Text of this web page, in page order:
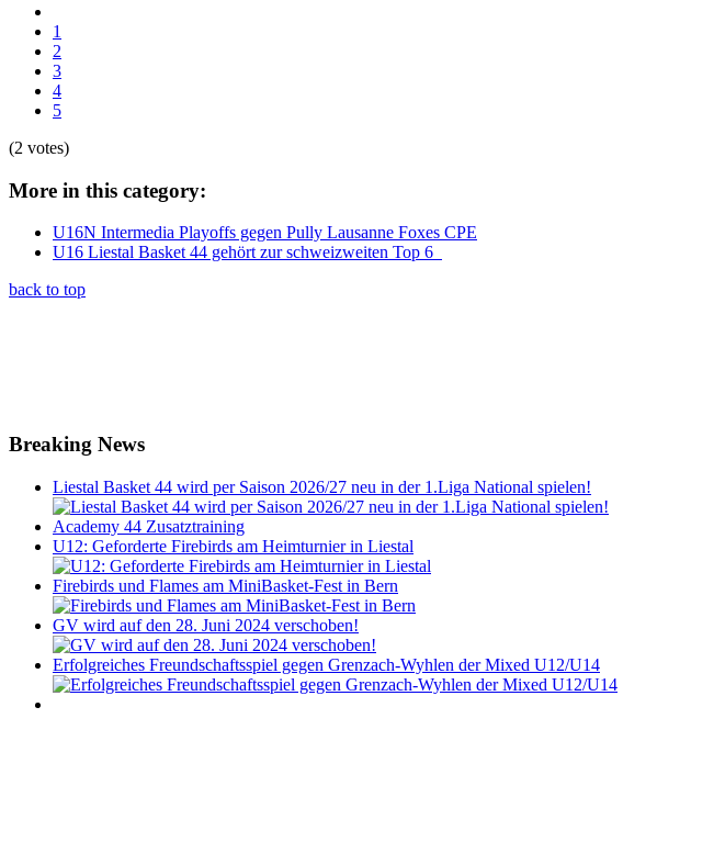
1
2
3
4
5
(2 votes)
More in this category:
U16N Intermedia Playoffs gegen Pully Lausanne Foxes CPE
U16 Liestal Basket 44 gehört zur schweizweiten Top 6
back to top
Breaking News
Liestal Basket 44 wird per Saison 2026/27 neu in der 1.Liga National spielen!
Academy 44 Zusatztraining
U12: Geforderte Firebirds am Heimturnier in Liestal
Firebirds und Flames am MiniBasket-Fest in Bern
GV wird auf den 28. Juni 2024 verschoben!
Erfolgreiches Freundschaftsspiel gegen Grenzach-Wyhlen der Mixed U12/U14